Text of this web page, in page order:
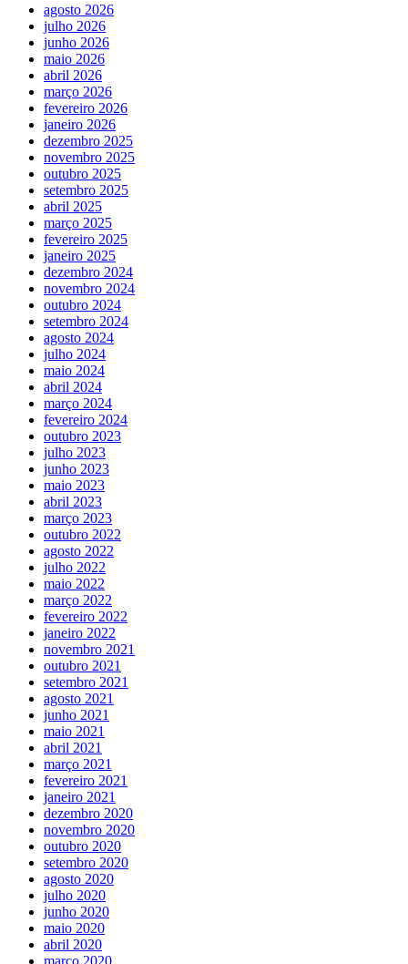
agosto 2026
julho 2026
junho 2026
maio 2026
abril 2026
março 2026
fevereiro 2026
janeiro 2026
dezembro 2025
novembro 2025
outubro 2025
setembro 2025
abril 2025
março 2025
fevereiro 2025
janeiro 2025
dezembro 2024
novembro 2024
outubro 2024
setembro 2024
agosto 2024
julho 2024
maio 2024
abril 2024
março 2024
fevereiro 2024
outubro 2023
julho 2023
junho 2023
maio 2023
abril 2023
março 2023
outubro 2022
agosto 2022
julho 2022
maio 2022
março 2022
fevereiro 2022
janeiro 2022
novembro 2021
outubro 2021
setembro 2021
agosto 2021
junho 2021
maio 2021
abril 2021
março 2021
fevereiro 2021
janeiro 2021
dezembro 2020
novembro 2020
outubro 2020
setembro 2020
agosto 2020
julho 2020
junho 2020
maio 2020
abril 2020
março 2020